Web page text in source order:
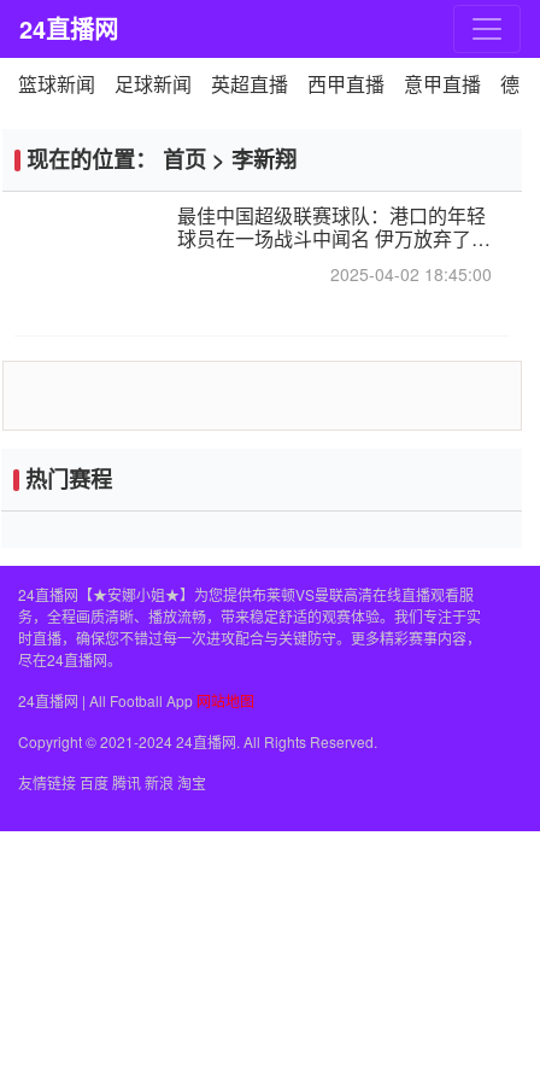
24直播网
篮球新闻 足球新闻 英超直播 西甲直播 意甲直播 德
现在的位置： 首页 > 李新翔
最佳中国超级联赛球队：港口的年轻
球员在一场战斗中闻名 伊万放弃了泰
2025-04-02 18:45:00
热门赛程
24直播网【★安娜小姐★】为您提供布莱顿VS曼联高清在线直播观看服
务，全程画质清晰、播放流畅，带来稳定舒适的观赛体验。我们专注于实
时直播，确保您不错过每一次进攻配合与关键防守。更多精彩赛事内容，
尽在24直播网。
24直播网 | All Football App 网站地图
Copyright © 2021-2024 24直播网. All Rights Reserved.
友情链接百度腾讯新浪 淘宝